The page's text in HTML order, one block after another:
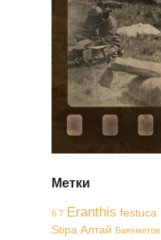
Метки
6 7 Eranthis festuca
Stipa Алтай Баяхметов